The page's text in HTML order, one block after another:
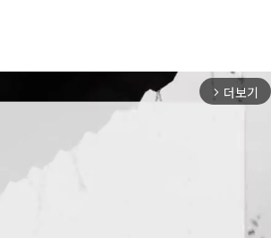
arrow_forward_ios 더보기